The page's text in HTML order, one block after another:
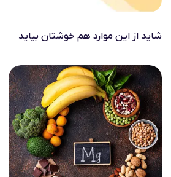
شاید از این موارد هم خوشتان بیاید